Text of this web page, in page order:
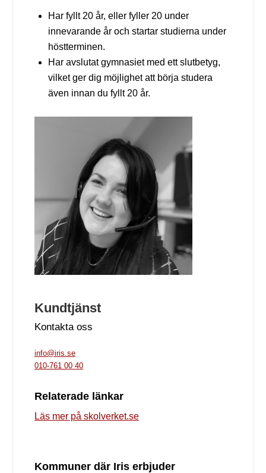
Har fyllt 20 år, eller fyller 20 under
innevarande år och startar studierna under
höstterminen.
Har avslutat gymnasiet med ett slutbetyg,
vilket ger dig möjlighet att börja studera
även innan du fyllt 20 år.
Kundtjänst
Kontakta oss
info@iris.se
010-761 00 40
Relaterade länkar
Läs mer på skolverket.se
Kommuner där Iris erbjuder